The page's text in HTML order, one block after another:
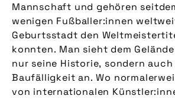
Mannschaft und gehören
wenigen Fußballer:innen
Geburtsstadt den
konnten. Man sieht dem
nur seine Historie, sondern auch
Baufälligkeit an. Wo
von internationalen